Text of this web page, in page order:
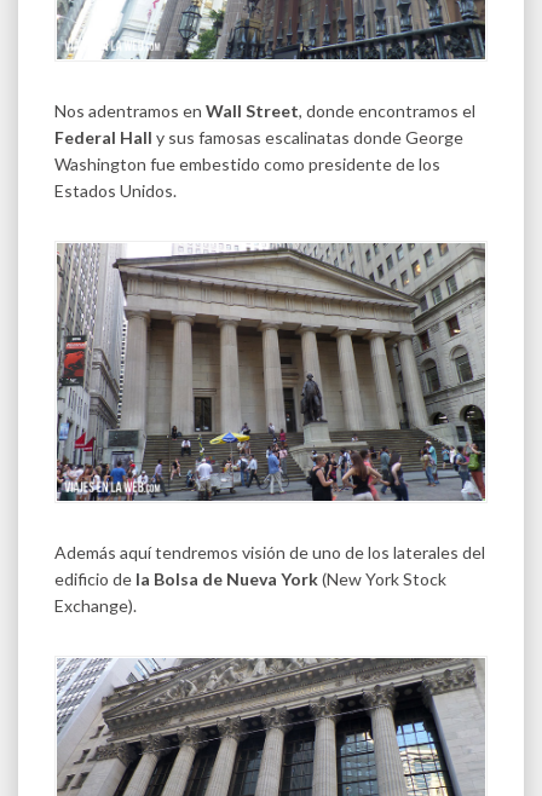
Nos adentramos en Wall Street, donde encontramos el
Federal Hall y sus famosas escalinatas donde George
Washington fue embestido como presidente de los
Estados Unidos.
Además aquí tendremos visión de uno de los laterales del
edificio de la Bolsa de Nueva York(New York Stock
Exchange).